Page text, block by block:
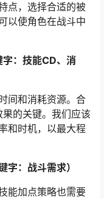
点，选择合适的被
以使角色在战斗中
：技能CD、消
间和消耗资源。合
的关键。我们应该
和时机，以最大程
字：战斗需求）
能加点策略也需要